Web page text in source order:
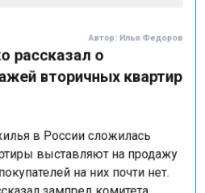
рассказал о
вторичных квартир
выставляют на продажу
на них почти нет.
зампред комитета